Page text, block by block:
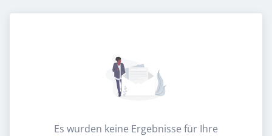
Es wurden keine Ergebnisse für Ihre